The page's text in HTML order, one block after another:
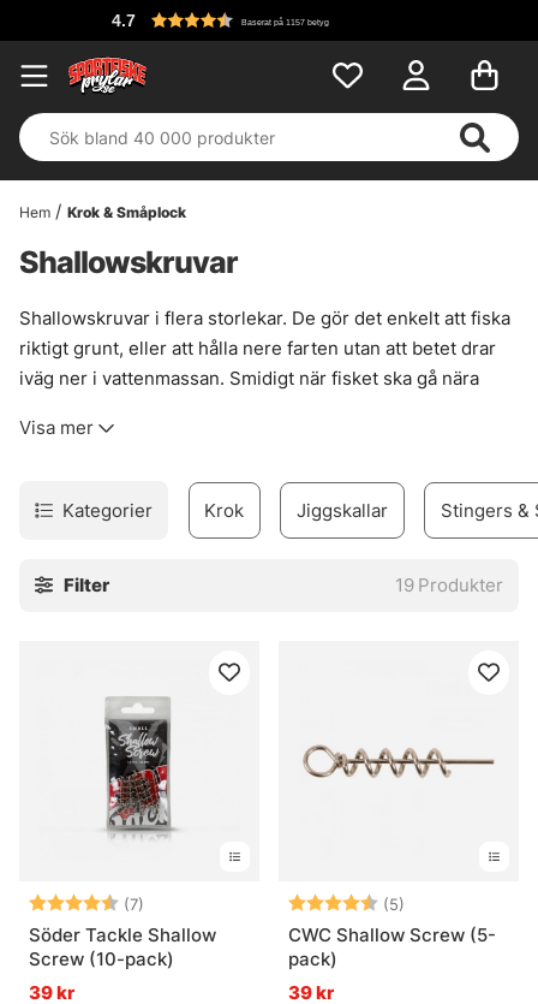
Baserat på 1157 betyg
Hem Krok & Småplock
Shallowskruvar
Shallowskruvar i flera storlekar. De gör det enkelt att fiska
riktigt grunt, eller att hålla nere farten utan att betet drar
iväg ner i vattenmassan. Smidigt när fisket ska gå nära
Särskilt användbara i grunda vikar under försäsong, på
med tydlig siluett. Tyngdpunkten flyttas jämfört med en
vanlig jiggskalle, och det ger ofta mer rull, mer bellyflash
med shallowskruv och justerar sedan djupet med ett
» Tillbaka till krok & småplock
Vanliga frågor om shallowskruvar
Vad är en shallowskruv?
Vad används en shallowskruv till?
Visa mer
Kategorier Krok Jiggskallar Stingers &
Filter 19 Produkter
Betyg: (7)
4.3 utav 5 stjärnor
Söder Tackle Shallow
Screw (10-pack)
39 kr
Betyg: (5)
CWC Shallow Screw (5-
pack)
39 kr